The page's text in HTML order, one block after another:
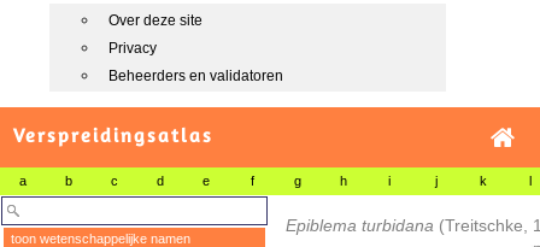
Over deze site
Privacy
Beheerders en validatoren
Verspreidingsatlas
a b c d e f g h i j k l
toon wetenschappelijke namen
Epiblema turbidana (Treitschke,